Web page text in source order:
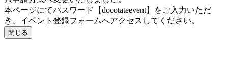
本ページにてパスワード【docotateevent】をご入力いただ
き、イベント登録フォームへアクセスしてください。
閉じる